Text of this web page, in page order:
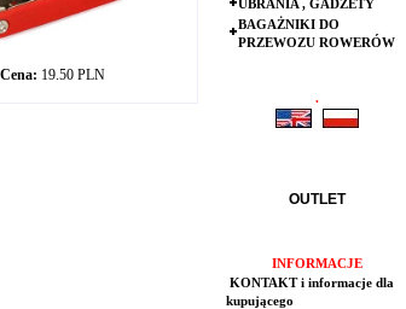
Cena: 19.50 PLN
UBRANIA , GADŻETY
BAGAŻNIKI DO
PRZEWOZU ROWERÓW
.
OUTLET
INFORMACJE
KONTAKT i informacje dla
kupującego